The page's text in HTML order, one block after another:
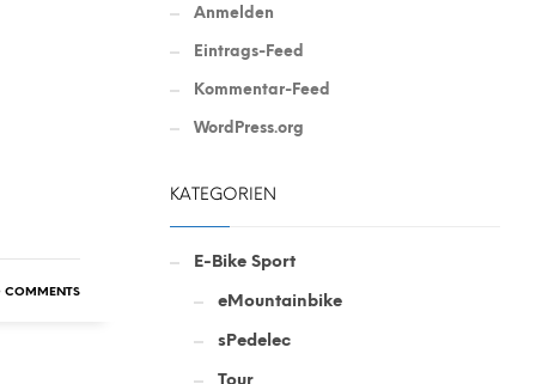
COMMENTS
Anmelden
Eintrags-Feed
Kommentar-Feed
WordPress.org
KATEGORIEN
E-Bike Sport
eMountainbike
sPedelec
Tour